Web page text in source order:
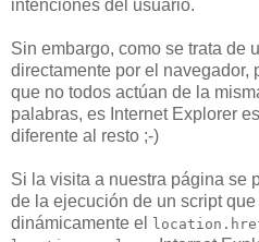
intenciones del usuario.
Sin embargo, como se trata de
directamente por el navegador,
que no todos actúan de la
palabras, es Internet Explorer
diferente al resto ;-)
Si la visita a nuestra página se
de la ejecución de un script
dinámicamente el